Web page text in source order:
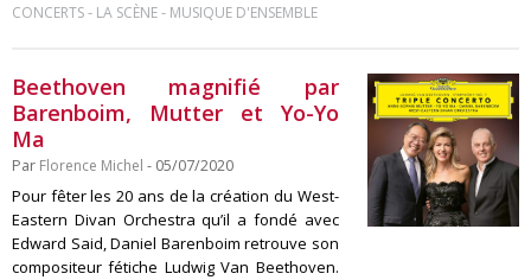
CONCERTS- LA SCÈNE- MUSIQUE D'ENSEMBLE
Beethoven magnifié par
Barenboim, Mutter et Yo-Yo
Ma
Par Florence Michel - 05/07/2020
Pour fêter les 20 ans de la création du West-
Eastern Divan Orchestra qu’il a fondé avec
Edward Said, Daniel Barenboim retrouve son
compositeur fétiche Ludwig Van Beethoven.